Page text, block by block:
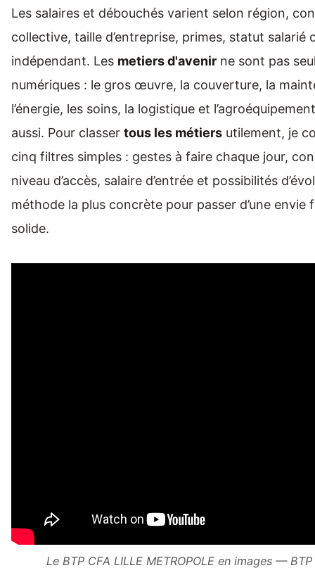
Les salaires et débouchés varient selon région,
collective, taille d’entreprise, primes, statut salarié
indépendant. Les metiers d'avenir ne sont pas
numériques : le gros œuvre, la couverture, la
l’énergie, les soins, la logistique et
aussi. Pour classer tous les métiers utilement, je
cinq filtres simples : gestes à faire chaque jour,
niveau d’accès, salaire d’entrée et possibilités
méthode la plus concrète pour passer d’une envie
solide.
Le BTP CFA LILLE METROPOLE en images — BTP